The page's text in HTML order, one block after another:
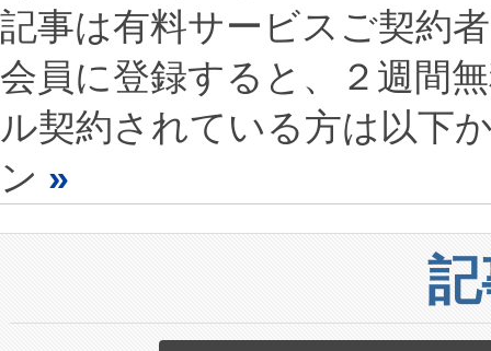
記事は有料サービスご契約
会員に登録すると、２週間
ル契約されている方は以下
ン »